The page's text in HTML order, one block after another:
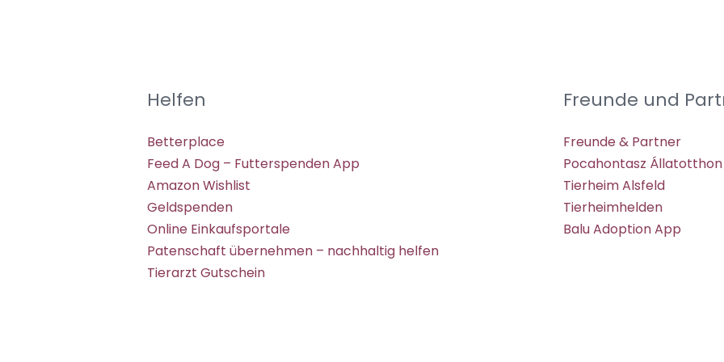
Helfen
Betterplace
Feed A Dog – Futterspenden App
Amazon Wishlist
Geldspenden
Online Einkaufsportale
Patenschaft übernehmen – nachhaltig helfen
Tierarzt Gutschein
Freunde und
Freunde & Partner
Pocahontasz Állatotthon
Tierheim Alsfeld
Tierheimhelden
Balu Adoption App